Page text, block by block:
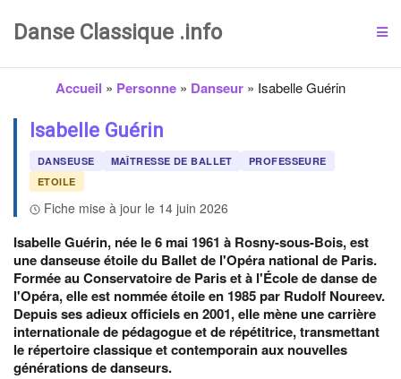
Danse Classique .info
Accueil » Personne » Danseur » Isabelle Guérin
Isabelle Guérin
DANSEUSE MAÎTRESSE DE BALLET
PROFESSEURE
ETOILE
Fiche mise à jour le 14 juin 2026
Isabelle Guérin, née le 6 mai 1961 à Rosny-sous-Bois, est
une danseuse étoile du Ballet de l'Opéra national de Paris.
Formée au Conservatoire de Paris et à l'École de danse de
l'Opéra, elle est nommée étoile en 1985 par Rudolf Noureev.
Depuis ses adieux officiels en 2001, elle mène une carrière
internationale de pédagogue et de répétitrice, transmettant
le répertoire classique et contemporain aux nouvelles
générations de danseurs.